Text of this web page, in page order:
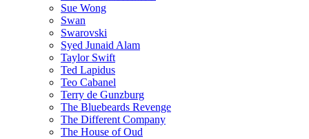
Sue Wong
Swan
Swarovski
Syed Junaid Alam
Taylor Swift
Ted Lapidus
Teo Cabanel
Terry de Gunzburg
The Bluebeards Revenge
The Different Company
The House of Oud